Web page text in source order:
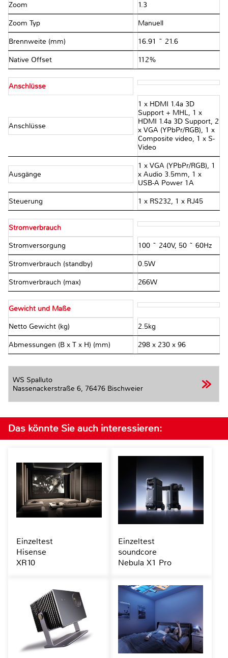
Zoom 1.3
Zoom Typ Manuell
Brennweite (mm) 16.91 ~ 21.6
Native Offset 112%
Anschlüsse
Anschlüsse
1 x HDMI 1.4a 3D
Support + MHL, 1 x
HDMI 1.4a 3D Support, 2
x VGA (YPbPr/RGB), 1 x
Composite video, 1 x S-
Video
Ausgänge
1 x VGA (YPbPr/RGB), 1
x Audio 3.5mm, 1 x
USB-A Power 1A
Steuerung 1 x RS232, 1 x RJ45
Stromverbrauch
Stromversorgung 100 ~ 240V, 50 ~ 60Hz
Stromverbrauch (standby) 0.5W
Stromverbrauch (max) 266W
Gewicht und Maße
Netto Gewicht (kg) 2.5kg
Abmessungen (B x T x H) (mm) 298 x 230 x 96
WS Spalluto
Nassenackerstraße 6, 76476 Bischweier
Das könnte Sie auch interessieren:
Einzeltest
Hisense
XR10
Einzeltest
soundcore
Nebula X1 Pro